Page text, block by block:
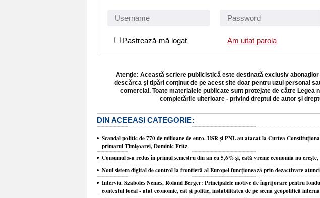
Pastrează-mă logat Am uitat parola
Atenţie: Această scriere publicistică este destinată exclusiv abonaţilor
descărca şi tipări conţinut de pe acest site doar pentru uzul personal
comercial. Toate materialele publicate sunt protejate de către Legea
completările ulterioare - privind dreptul de autor şi
DIN ACEEASI CATEGORIE:
Scandal politic de 770 de milioane de euro. USR şi PNL au atacat la Curtea
primarul Timişoarei, Dominic Fritz
Consumul s-a redus în primul semestru din an cu 5,6% şi, câtă vreme economia nu
Noul sistem digital de control la frontieră al Europei funcţionează prin dezactivare
Interviu. Szabolcs Nemes, Roland Berger: Principalele motive de îngrijorare pentru
contextul local - atât economic, cât şi politic, instabilitatea de pe scena geopolitică